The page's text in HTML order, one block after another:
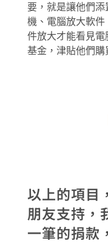
要，就是讓他們
機、電腦放大軟
件放大才能看見
基金，津貼他們購
以上的項目
朋友支持，
一筆的捐款